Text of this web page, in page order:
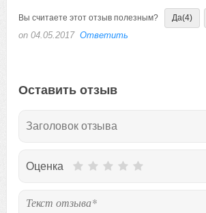
Вы считаете этот отзыв полезным? Да(4)
on 04.05.2017 Ответить
Оставить отзыв
Оценка